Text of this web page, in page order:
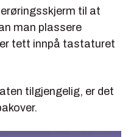
til at
man plassere
tett innpå tastaturet
tilgjengelig, er det